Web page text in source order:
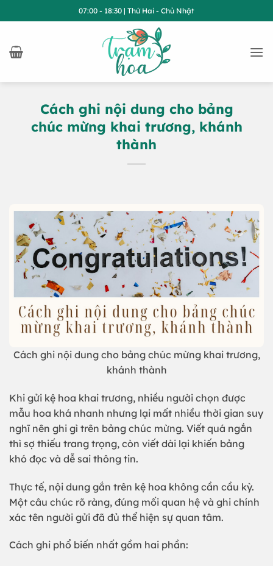
qua
dung
07:00 - 18:30 | Thứ Hai - Chủ Nhật
Cách ghi nội dung cho bảng
chúc mừng khai trương, khánh
thành
Cách ghi nội dung cho bảng chúc mừng khai trương,
khánh thành
Khi gửi kệ hoa khai trương, nhiều người chọn được
mẫu hoa khá nhanh nhưng lại mất nhiều thời gian suy
nghĩ nên ghi gì trên bảng chúc mừng. Viết quá ngắn
thì sợ thiếu trang trọng, còn viết dài lại khiến bảng
khó đọc và dễ sai thông tin.
Thực tế, nội dung gắn trên kệ hoa không cần cầu kỳ.
Một câu chúc rõ ràng, đúng mối quan hệ và ghi chính
xác tên người gửi đã đủ thể hiện sự quan tâm.
Cách ghi phổ biến nhất gồm hai phần: